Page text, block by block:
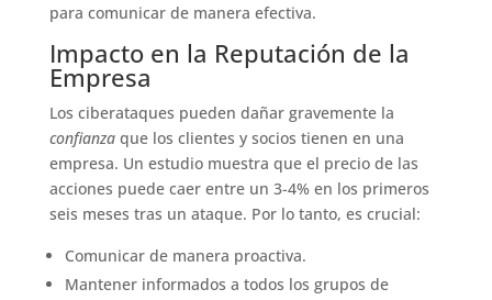
para comunicar de manera efectiva.
Impacto en la Reputación de la
Empresa
Los ciberataques pueden dañar gravemente la
confianzaque los clientes y socios tienen en una
empresa. Un estudio muestra que el precio de las
acciones puede caer entre un 3-4% en los primeros
seis meses tras un ataque. Por lo tanto, es crucial:
Comunicar de manera proactiva.
Mantener informados a todos los grupos de